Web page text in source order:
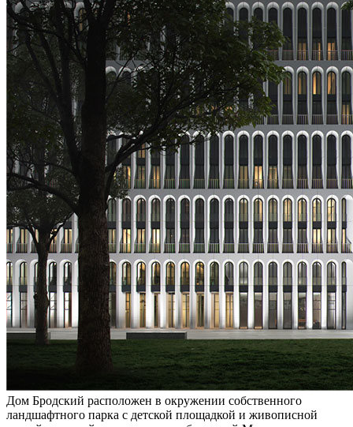
Дом Бродский расположен в окружении собственного
ландшафтного парка с детской площадкой и живописной